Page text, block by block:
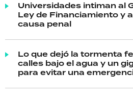
Universidades intiman al
Ley de Financiamiento y
causa penal
Lo que dejó la tormenta
calles bajo el agua y un
para evitar una